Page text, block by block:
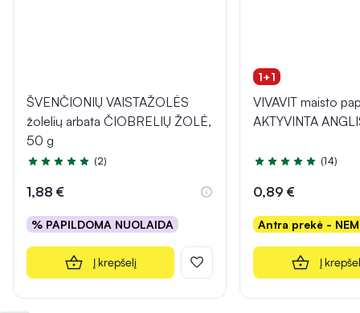
ŠVENČIONIŲ VAISTAŽOLĖS
žolelių arbata ČIOBRELIŲ ŽOLĖ,
50 g
Įvertinimas 5.0 iš 5
(2)
1,88 €
% PAPILDOMA NUOLAIDA
Į krepšelį
1+1
VIVAVIT maisto
AKTYVINTA
Įvertinimas 5.0 iš 5
(14)
0,89 €
Antra prekė -
Į